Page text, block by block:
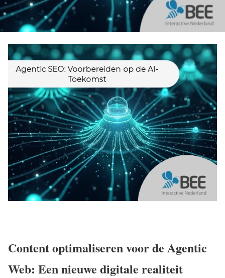
Content optimaliseren voor de Agentic
Web: Een nieuwe digitale realiteit